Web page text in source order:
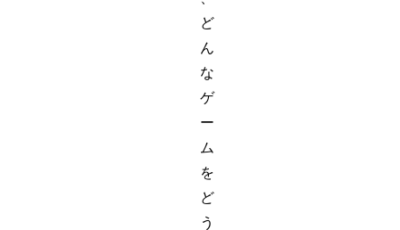
ど
ん
な
ゲ
ー
ム
を
ど
う